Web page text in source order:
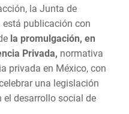
la Junta de
publicación con
la promulgación, en
Privada, normativa
privada en México, con
una legislación
desarrollo social de